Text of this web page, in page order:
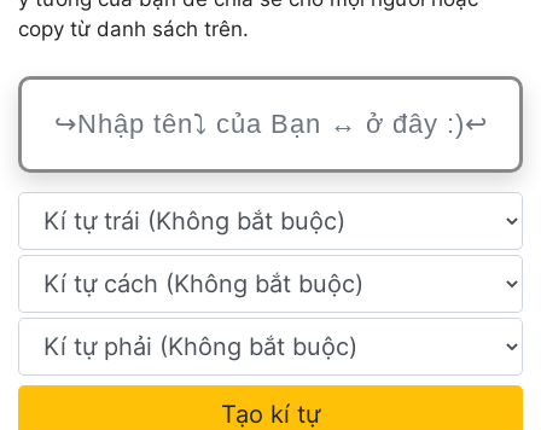
copy từ danh sách trên.
Tạo kí tự